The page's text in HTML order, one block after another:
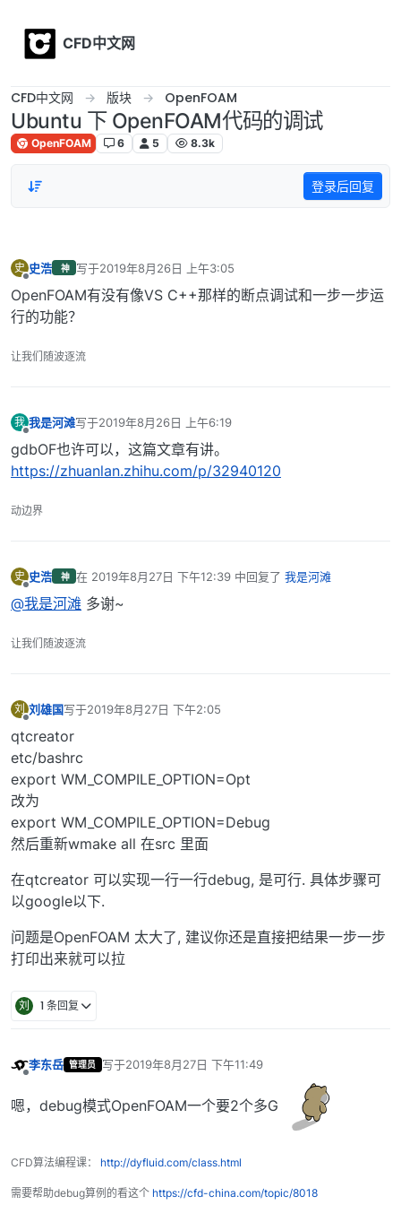
CFD中文网
CFD中文网 版块 OpenFOAM
Ubuntu 下 OpenFOAM代码的调试
OpenFOAM 6 5 8.3k
登录后回复
史 史浩 神 写于2019年8月26日 上午3:05
最后由 编辑
OpenFOAM有没有像VS C++那样的断点调试和一步一步运
行的功能？
让我们随波逐流
我 我是河滩写于2019年8月26日 上午6:19
最后由 编辑
gdbOF也许可以，这篇文章有讲。
https://zhuanlan.zhihu.com/p/32940120
动边界
史
离线
史浩 神 在 2019年8月27日 下午12:39中回复了 我是河滩
最后由 编辑
@我是河滩 多谢~
让我们随波逐流
刘 刘雄国写于2019年8月27日 下午2:05
最后由 编辑
qtcreator
etc/bashrc
export WM_COMPILE_OPTION=Opt
改为
export WM_COMPILE_OPTION=Debug
然后重新wmake all 在src 里面
在qtcreator 可以实现一行一行debug, 是可行. 具体步骤可
以google以下.
问题是OpenFOAM 太大了, 建议你还是直接把结果一步一步
打印出来就可以拉
刘 1 条回复
李东岳 管理员 写于2019年8月27日 下午11:49
最后由 编辑
嗯，debug模式OpenFOAM一个要2个多G
CFD算法编程课： http://dyfluid.com/class.html
需要帮助debug算例的看这个 https://cfd-china.com/topic/8018